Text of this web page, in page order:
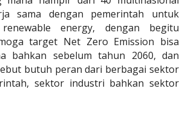
sama dengan pemerintah untuk
renewable energy, dengan begitu
target Net Zero Emission bisa
bahkan sebelum tahun 2060, dan
butuh peran dari berbagai sektor
sektor industri bahkan sektor